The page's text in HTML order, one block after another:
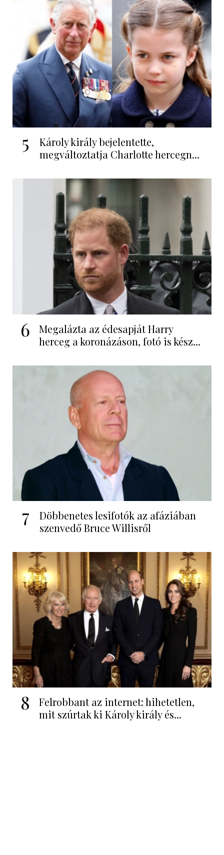
5
Károly király bejelentette,
megváltoztatja Charlotte hercegn...
6
Megalázta az édesapját Harry
herceg a koronázáson, fotó is kész...
7
Döbbenetes lesifotók az afáziában
szenvedő Bruce Willisről
8
Felrobbant az internet: hihetetlen,
mit szúrtak ki Károly király és...